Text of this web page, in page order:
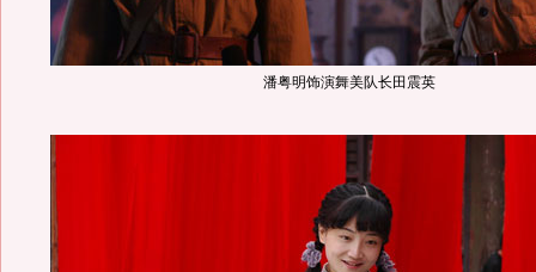
潘粤明饰演舞美队长田震英